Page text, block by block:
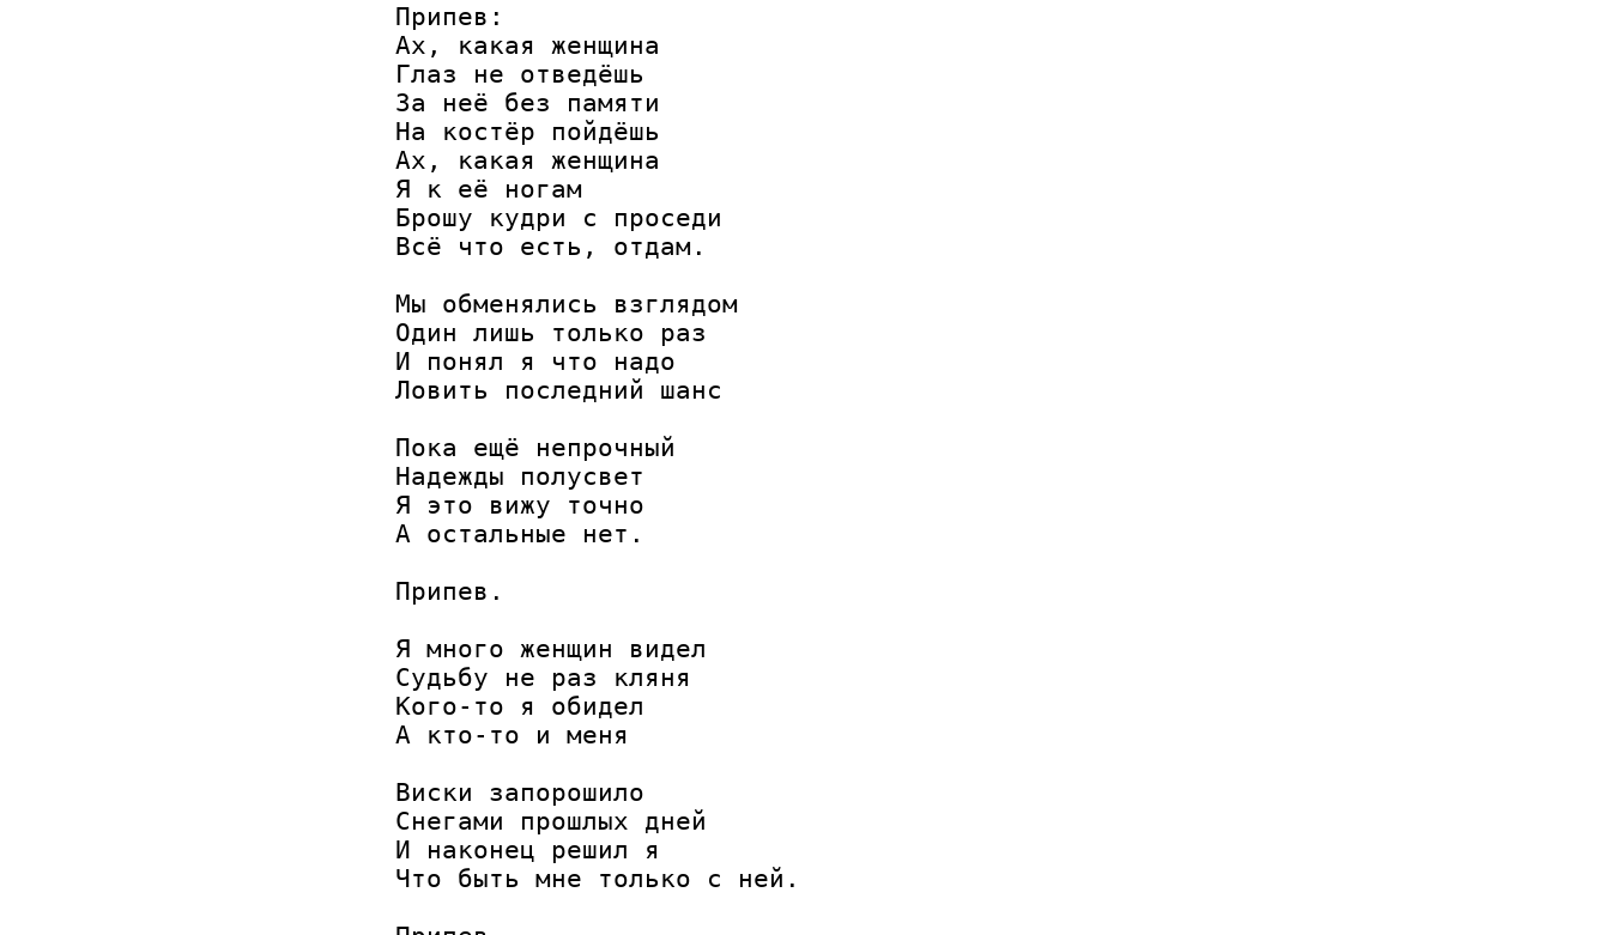
Припев:
Ах, какая женщина
Глаз не отведёшь
За неё без памяти
На костёр пойдёшь
Ах, какая женщина
Я к её ногам
Брошу кудри с проседи
Всё что есть, отдам.
Мы обменялись взглядом
Один лишь только раз
И понял я что надо
Ловить последний шанс
Пока ещё непрочный
Надежды полусвет
Я это вижу точно
А остальные нет.
Припев.
Я много женщин видел
Судьбу не раз кляня
Кого-то я обидел
А кто-то и меня
Виски запорошило
Снегами прошлых дней
И наконец решил я
Что быть мне только с ней.